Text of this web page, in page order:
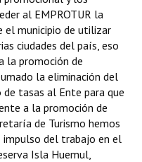
al EMPROTUR la
el municipio de utilizar
ciudades del país, eso
la promoción de
la eliminación del
tasas al Ente para que
a la promoción de
de Turismo hemos
impulso del trabajo en el
Isla Huemul,